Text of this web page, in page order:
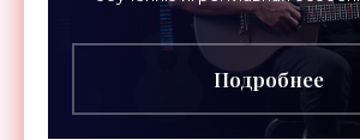
инструментов – встроенная
грифа. Светодиоды
Подробнее